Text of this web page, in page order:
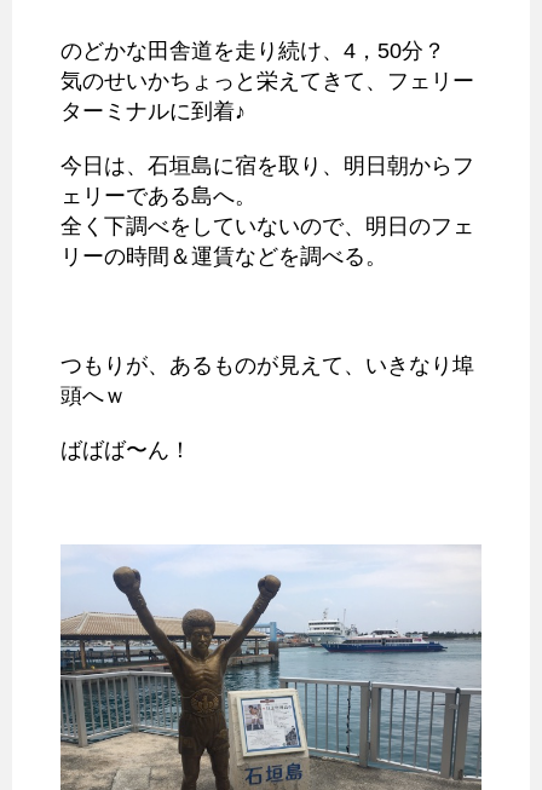
のどかな田舎道を走り続け、4，50分？
気のせいかちょっと栄えてきて、フェリー
ターミナルに到着♪
今日は、石垣島に宿を取り、明日朝からフ
ェリーである島へ。
全く下調べをしていないので、明日のフェ
リーの時間＆運賃などを調べる。
つもりが、あるものが見えて、いきなり埠
頭へｗ
ばばば〜ん！